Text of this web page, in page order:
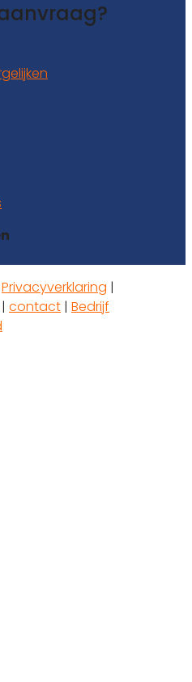
Privacyverklaring |
| contact | Bedrijf